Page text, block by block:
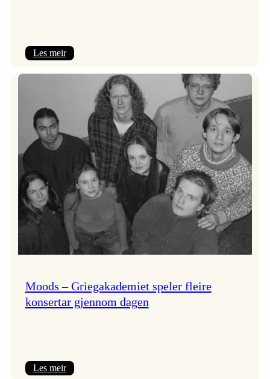
Les meir:
Moods – Griegakademiet speler fleire
konsertar gjennom dagen
Les meir: